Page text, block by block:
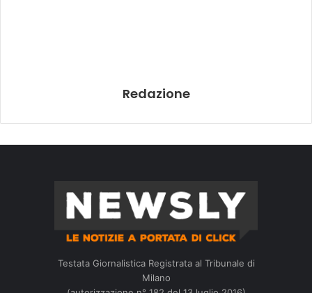
Redazione
Testata Giornalistica Registrata al Tribunale di
Milano